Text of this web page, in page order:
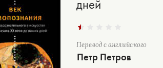
дней
Перевод с английского
Петр Петров